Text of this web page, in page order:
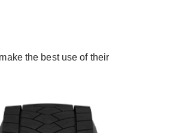
the best use of their